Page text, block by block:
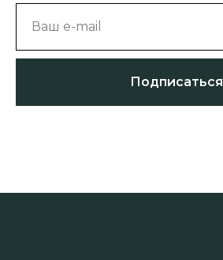
Ваш e-mail
Подписаться